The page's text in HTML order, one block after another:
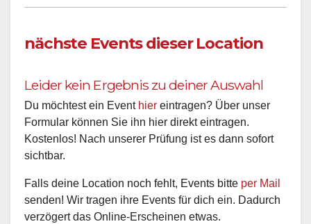
nächste Events dieser Location
Leider kein Ergebnis zu deiner Auswahl
Du möchtest ein Event hier eintragen? Über unser
Formular können Sie ihn hier direkt eintragen.
Kostenlos! Nach unserer Prüfung ist es dann sofort
sichtbar.
Falls deine Location noch fehlt, Events bitte per Mail
senden! Wir tragen ihre Events für dich ein. Dadurch
verzögert das Online-Erscheinen etwas.